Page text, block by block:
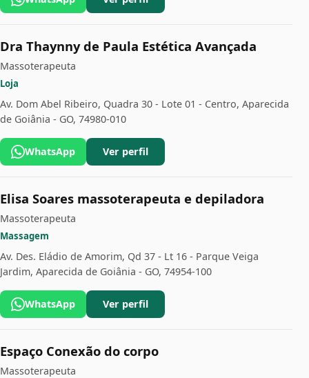
Dra Thaynny de Paula Estética Avançada
Massoterapeuta
Loja
Av. Dom Abel Ribeiro, Quadra 30 - Lote 01 - Centro, Aparecida
de Goiânia - GO, 74980-010
WhatsApp Ver perfil
Elisa Soares massoterapeuta e depiladora
Massoterapeuta
Massagem
Av. Des. Eládio de Amorim, Qd 37 - Lt 16 - Parque Veiga
Jardim, Aparecida de Goiânia - GO, 74954-100
WhatsApp Ver perfil
Espaço Conexão do corpo
Massoterapeuta